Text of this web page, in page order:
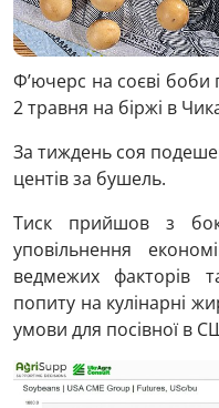
Ф’ючерс на соєві боби
2 травня на біржі в
За тиждень соя
центів за бушель.
Тиск прийшов з
уповільнення
ведмежих факторів
попиту на кулінарні
умови для посівної в